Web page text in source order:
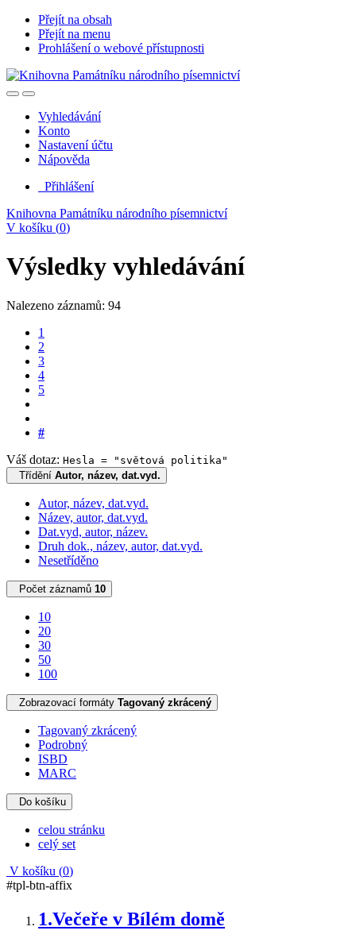
Přejít na obsah
Přejít na menu
Prohlášení o webové přístupnosti
Vyhledávání
Konto
Nastavení účtu
Nápověda
Přihlášení
Knihovna Památníku národního písemnictví
V košíku (0)
Výsledky vyhledávání
Nalezeno záznamů: 94
1
2
3
4
5
#
Váš dotaz: Hesla = "světová politika"
Třídění Autor, název, dat.vyd.
Autor, název, dat.vyd.
Název, autor, dat.vyd.
Dat.vyd, autor, název.
Druh dok., název, autor, dat.vyd.
Nesetříděno
Počet záznamů 10
10
20
30
50
100
Zobrazovací formáty Tagovaný zkrácený
Tagovaný zkrácený
Podrobný
ISBD
MARC
Do košíku
celou stránku
celý set
V košíku (0)
#tpl-btn-affix
1.Večeře v Bílém domě